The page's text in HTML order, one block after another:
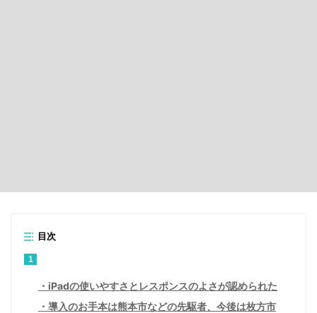
目次
1
iPadの使いやすさとレスポンスのよさが認められた
導入のお手本は熊本市などの先駆者、今後は枚方市